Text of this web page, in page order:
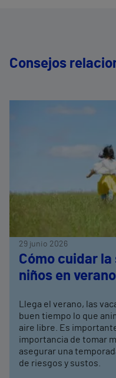
Consejos
29 junio 2026
Cómo cuidar
niños en verano
Llega el verano, las
buen tiempo lo que
aire libre. Es
importancia de tomar
asegurar una
de riesgos y sustos.